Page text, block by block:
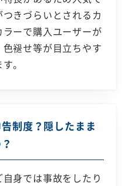
きづらいとされるカ
ーで購入ユーザーが
褪せ等が目立ちやす
。
制度？隠したまま
身では事故をしたり